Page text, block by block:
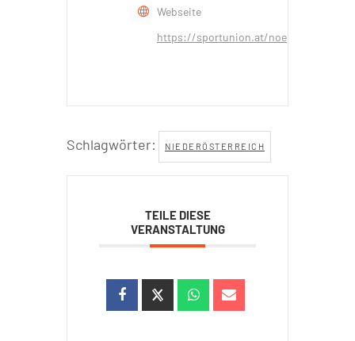
Webseite
https://sportunion.at/noe
Schlagwörter: NIEDERÖSTERREICH
TEILE DIESE
VERANSTALTUNG